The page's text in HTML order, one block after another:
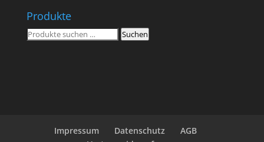
Produkte
Suchen
Suchen
Impressum Datenschutz
AGB